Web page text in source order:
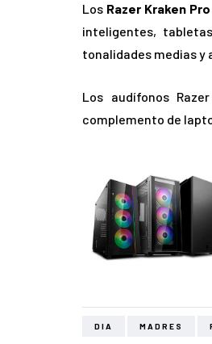
Los Razer Kraken
inteligentes,
tonalidades medias y
Los audífonos
complemento de
DIA MADRES